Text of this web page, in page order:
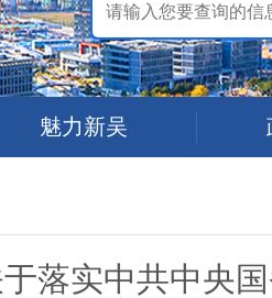
魅力新吴
落实中共中央